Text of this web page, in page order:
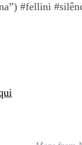
#fellini